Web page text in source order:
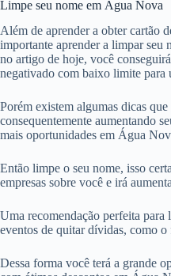
Limpe seu nome em Água Nova
Além de aprender a obter cartão
importante aprender a limpar seu
no artigo de hoje, você
negativado com baixo limite para
Porém existem algumas dicas
consequentemente aumentando
mais oportunidades em Água
Então limpe o seu nome, isso
empresas sobre você e irá
Uma recomendação perfeita para
eventos de quitar dívidas, como o
Dessa forma você terá a grande